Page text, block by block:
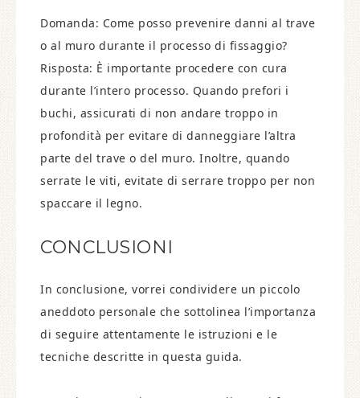
Domanda: Come posso prevenire danni al trave
o al muro durante il processo di fissaggio?
Risposta: È importante procedere con cura
durante l’intero processo. Quando prefori i
buchi, assicurati di non andare troppo in
profondità per evitare di danneggiare l’altra
parte del trave o del muro. Inoltre, quando
serrate le viti, evitate di serrare troppo per non
spaccare il legno.
CONCLUSIONI
In conclusione, vorrei condividere un piccolo
aneddoto personale che sottolinea l’importanza
di seguire attentamente le istruzioni e le
tecniche descritte in questa guida.